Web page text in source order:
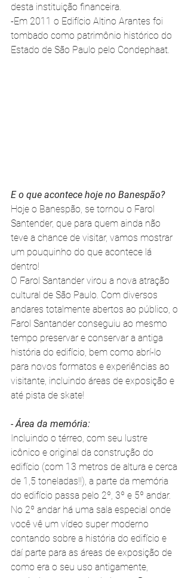
desta instituição financeira.
-Em 2011 o Edifício Altino Arantes foi
tombado como patrimônio histórico do
Estado de São Paulo pelo Condephaat.
E o que acontece hoje no Banespão?
Hoje o Banespão, se tornou o Farol
Santender, que para quem ainda não
teve a chance de visitar, vamos mostrar
um pouquinho do que acontece lá
dentro!
O Farol Santander virou a nova atração
cultural de São Paulo. Com diversos
andares totalmente abertos ao público, o
Farol Santander conseguiu ao mesmo
tempo preservar e conservar a antiga
história do edifício, bem como abrí-lo
para novos formatos e experiências ao
visitante, incluindo áreas de exposição e
até pista de skate!
- Área da memória:
Incluindo o térreo, com seu lustre
icônico e original da construção do
edifício (com 13 metros de altura e cerca
de 1,5 toneladas!!), a parte da memória
do edifício passa pelo 2º, 3º e 5º andar.
No 2º andar há uma sala especial onde
você vê um vídeo super moderno
contando sobre a história do edifício e
daí parte para as áreas de exposição de
como era o seu uso antigamente,